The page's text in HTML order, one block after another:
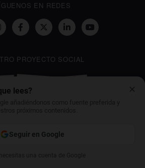
EN REDES
PROYECTO SOCIAL
lees?
Seguir en Google